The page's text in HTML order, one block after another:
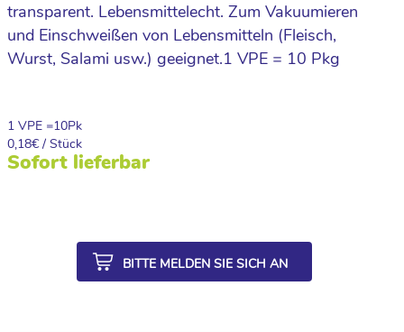
transparent. Lebensmittelecht. Zum Vakuumieren
und Einschweißen von Lebensmitteln (Fleisch,
Wurst, Salami usw.) geeignet.1 VPE = 10 Pkg
1 VPE =10Pk
0,18€ / Stück
Sofort lieferbar
BITTE MELDEN SIE SICH AN